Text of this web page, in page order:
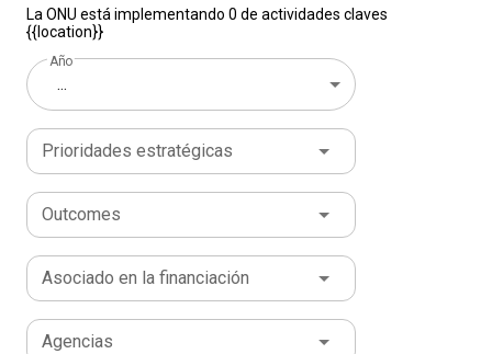
La ONU está implementando 0 de actividades claves
{{location}}
Año
...
Prioridades estratégicas
Outcomes
Asociado en la financiación
Agencias